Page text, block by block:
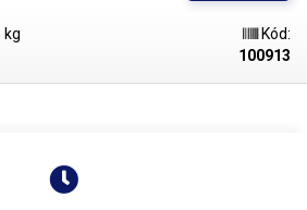
kg
Kód:
100913